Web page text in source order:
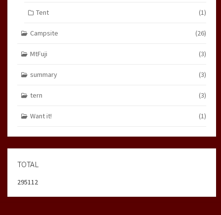
Tent (1)
Campsite (26)
MtFuji (3)
summary (3)
tern (3)
Want it! (1)
TOTAL
295112